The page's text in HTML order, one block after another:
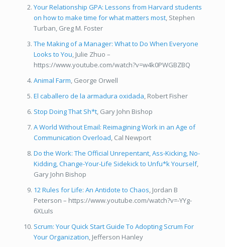
Your Relationship GPA: Lessons from Harvard students
on how to make time for what matters most, Stephen
Turban, Greg M. Foster
The Making of a Manager: What to Do When Everyone
Looks to You , Julie Zhuo –
https://www.youtube.com/watch?v=w4k0PWGBZBQ
Animal Farm , George Orwell
El caballero de la armadura oxidada , Robert Fisher
Stop Doing That Sh*t, Gary John Bishop
A World Without Email: Reimagining Work in an Age of
Communication Overload , Cal Newport
Do the Work: The Official Unrepentant, Ass-Kicking, No-
Kidding, Change-Your-Life Sidekick to Unfu*k Yourself,
Gary John Bishop
12 Rules for Life: An Antidote to Chaos , Jordan B
Peterson – https://www.youtube.com/watch?v=-YYg-
6XLuIs
Scrum: Your Quick Start Guide To Adopting Scrum For
Your Organization , Jefferson Hanley